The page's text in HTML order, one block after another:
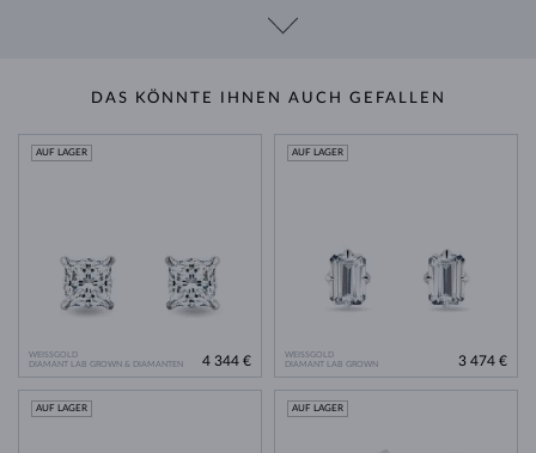
DAS KÖNNTE IHNEN AUCH GEFALLEN
WEISSGOLD
DIAMANT LAB GROWN & DIAMANTEN
AUF LAGER
4 344 €
WEISSGOLD
DIAMANT LAB GROWN
AUF LAGER
3 474 €
AUF LAGER AUF LAGER